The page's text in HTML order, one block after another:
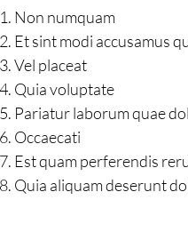
Non numquam
Et sint modi accusamus
Vel placeat
Quia voluptate
Pariatur laborum quae
Occaecati
Est quam perferendis
Quia aliquam deserunt